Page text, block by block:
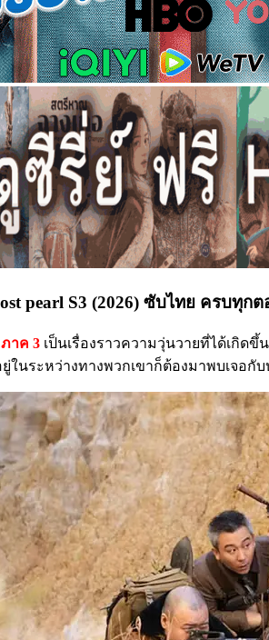
pearl S3 (2026) ซับไทย ครบทุก
าค 3 เป็นเรื่องราวความวุ่นวายที่ได้เกิด
นระหว่างทางพวกเขาก็ต้องมาพบเจอ